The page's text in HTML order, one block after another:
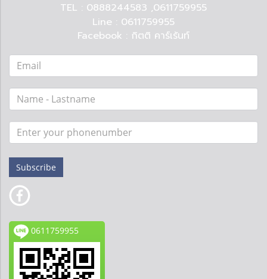
TEL : 0888244583 ,0611759955
Line : 0611759955
Facebook : กิตติ คาร์เร้นท์
Subscribe
0611759955